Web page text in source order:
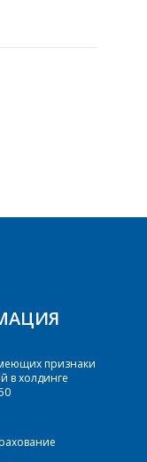
признаки
в холдинге